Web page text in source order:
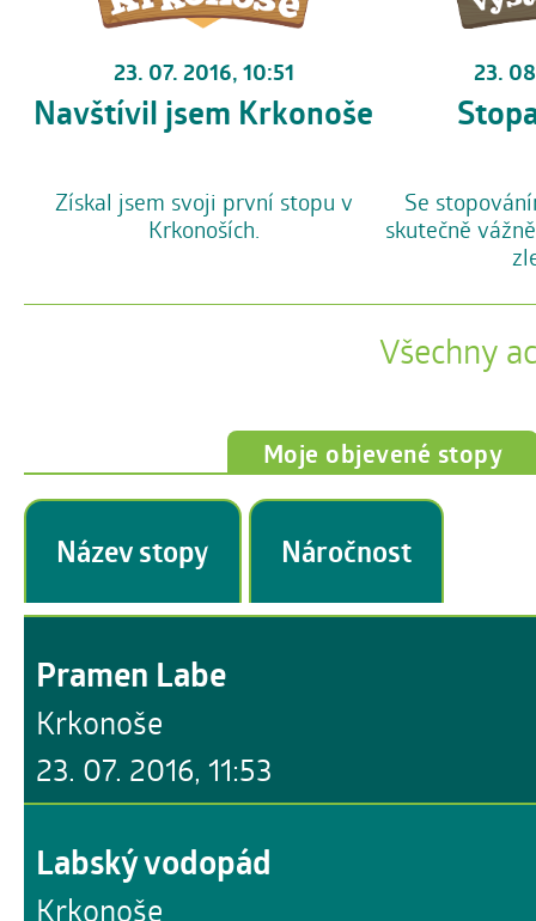
23. 07. 2016, 10:51
Navštívil jsem Krkonoše
Získal jsem svoji první stopu v
Krkonoších.
23.
Se
skutečně
Všechny
Moje objevené stopy
Název stopy Náročnost
23. 07. 2016, 11:53
Pramen Labe
Krkonoše
Labský vodopád
Krkonoše